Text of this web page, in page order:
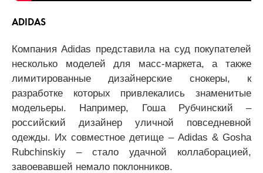
ADIDAS
Компания Adidas представила на суд покупателей
несколько моделей для масс-маркета, а также
лимитированные дизайнерские снокеры, к
разработке которых привлекались знаменитые
модельеры. Например, Гоша Рубчинский –
российский дизайнер уличной повседневной
одежды. Их совместное детище – Adidas & Gosha
Rubchinskiy – стало удачной коллаборацией,
завоевавшей немало поклонников.